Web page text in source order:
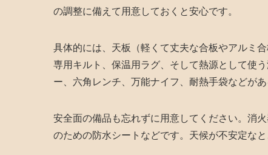
の調整に備えて用意しておくと安心です。
具体的には、天板（軽くて丈夫な合板やアルミ
専用キルト、保温用ラグ、そして熱源として使
ー、六角レンチ、万能ナイフ、耐熱手袋などが
安全面の備品も忘れずに用意してください。消
のための防水シートなどです。天候が不安定な